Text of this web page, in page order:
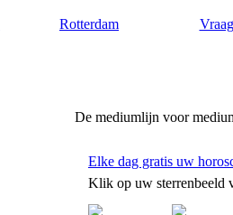
Rotterdam
De mediumlijn voor
Elke dag gratis uw
Klik op uw sterrenbeeld